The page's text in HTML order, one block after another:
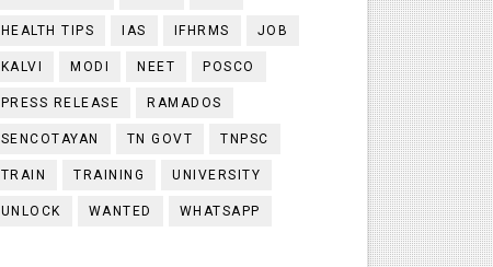
HEALTH TIPS IAS IFHRMS JOB
KALVI MODI NEET POSCO
PRESS RELEASE RAMADOS
SENCOTAYAN TN GOVT TNPSC
TRAIN TRAINING UNIVERSITY
UNLOCK WANTED WHATSAPP